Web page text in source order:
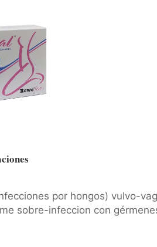
por hongos) vulvo-
sobre-infeccion con